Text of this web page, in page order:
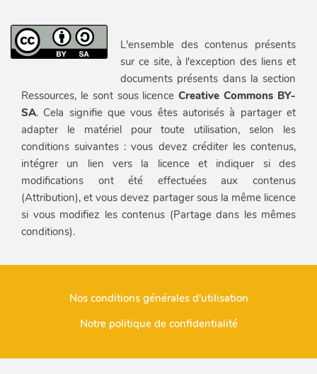
L'ensemble des contenus présents
sur ce site, à l'exception des liens et
documents présents dans la section
Ressources, le sont sous licenceCreative Commons BY-
SA. Cela signifie que vous êtes autorisés à partager et
adapter le matériel pour toute utilisation, selon les
conditions suivantes : vous devez créditer les contenus,
intégrer un lien vers la licence et indiquer si des
modifications ont été effectuées aux contenus
(Attribution), et vous devez partager sous la même licence
si vous modifiez les contenus (Partage dans les mêmes
conditions).
Nos conditions générales d'utilisation
Notre politique de confidentialité